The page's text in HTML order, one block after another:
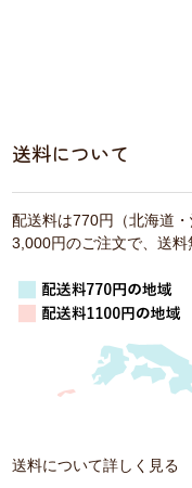
送料について
配送料は770円（北海道
3,000円のご注文で、送
送料について詳しく見る